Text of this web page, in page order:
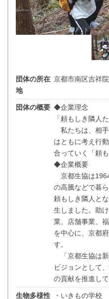
団体の所在
地
京都市南区吉祥
団体の概要 ◆企業理念
「頼もしき隣人た
私たちは、相手
はともに考え行
合っていく「頼
◆企業概要
京都生協は
の高騰などで暮
頼もしき隣人と
生しました。助
業、店舗事業、
を中心に、京都
す。
「京都生協は
ビジョンとして
の貢献を推進して
生物多様性
・いきもの学校